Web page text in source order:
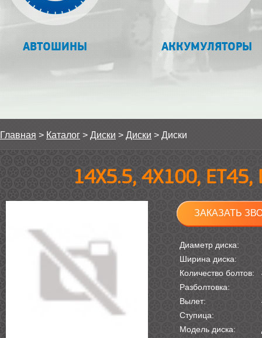
АВТОШИНЫ АККУМУЛЯТОРЫ
Главная > Каталог > Диски > Диски > Диски
14Х5.5, 4Х100, ET45,
ЗАКАЗАТЬ
Диаметр диска:
Ширина диска:
Количество болтов:
Разболтовка:
Вылет:
Ступица:
Модель диска: